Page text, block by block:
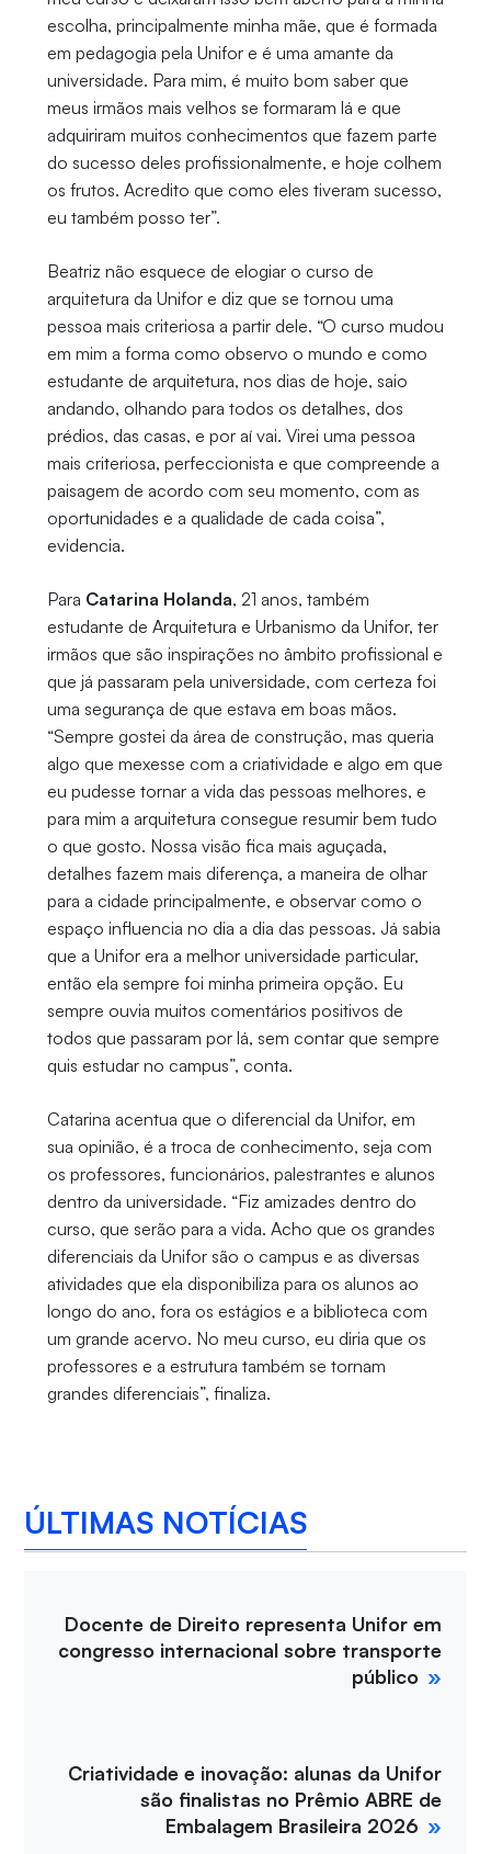
escolha, principalmente minha mãe, que é formada
em pedagogia pela Unifor e é uma amante da
universidade. Para mim, é muito bom saber que
meus irmãos mais velhos se formaram lá e que
adquiriram muitos conhecimentos que fazem parte
do sucesso deles profissionalmente, e hoje colhem
os frutos. Acredito que como eles tiveram sucesso,
eu também posso ter”.
Beatriz não esquece de elogiar o curso de
arquitetura da Unifor e diz que se tornou uma
pessoa mais criteriosa a partir dele. “O curso mudou
em mim a forma como observo o mundo e como
estudante de arquitetura, nos dias de hoje, saio
andando, olhando para todos os detalhes, dos
prédios, das casas, e por aí vai. Virei uma pessoa
mais criteriosa, perfeccionista e que compreende a
paisagem de acordo com seu momento, com as
oportunidades e a qualidade de cada coisa”,
evidencia.
Para Catarina Holanda, 21 anos, também
estudante de Arquitetura e Urbanismo da Unifor, ter
irmãos que são inspirações no âmbito profissional e
que já passaram pela universidade, com certeza foi
uma segurança de que estava em boas mãos.
“Sempre gostei da área de construção, mas queria
algo que mexesse com a criatividade e algo em que
eu pudesse tornar a vida das pessoas melhores, e
para mim a arquitetura consegue resumir bem tudo
o que gosto. Nossa visão fica mais aguçada,
detalhes fazem mais diferença, a maneira de olhar
para a cidade principalmente, e observar como o
espaço influencia no dia a dia das pessoas. Já sabia
que a Unifor era a melhor universidade particular,
então ela sempre foi minha primeira opção. Eu
sempre ouvia muitos comentários positivos de
todos que passaram por lá, sem contar que sempre
quis estudar no campus”, conta.
Catarina acentua que o diferencial da Unifor, em
sua opinião, é a troca de conhecimento, seja com
os professores, funcionários, palestrantes e alunos
dentro da universidade. “Fiz amizades dentro do
curso, que serão para a vida. Acho que os grandes
diferenciais da Unifor são o campus e as diversas
atividades que ela disponibiliza para os alunos ao
longo do ano, fora os estágios e a biblioteca com
um grande acervo. No meu curso, eu diria que os
professores e a estrutura também se tornam
grandes diferenciais”, finaliza.
ÚLTIMAS NOTÍCIAS
Docente de Direito representa Unifor em
congresso internacional sobre transporte
público
Criatividade e inovação: alunas da Unifor
são finalistas no Prêmio ABRE de
Embalagem Brasileira 2026